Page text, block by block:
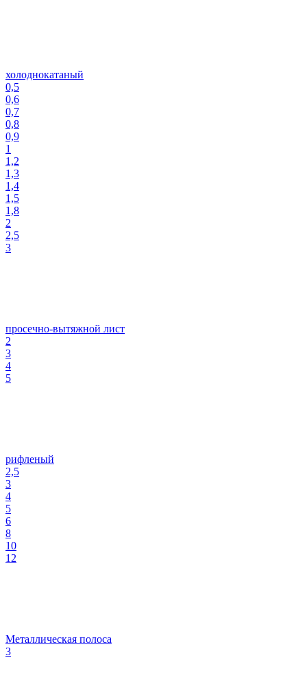
холоднокатаный
0,5
0,6
0,7
0,8
0,9
1
1,2
1,3
1,4
1,5
1,8
2
2,5
3
просечно-вытяжной лист
2
3
4
5
рифленый
2,5
3
4
5
6
8
10
12
Металлическая полоса
3